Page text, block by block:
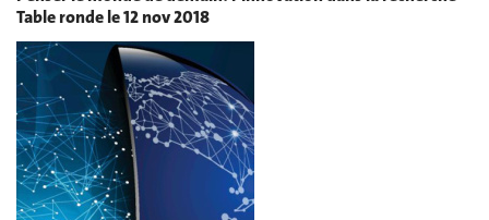
Table ronde le 12 nov 2018